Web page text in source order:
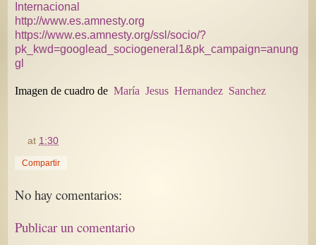
Internacional
http://www.es.amnesty.org
https://www.es.amnesty.org/ssl/socio/?
pk_kwd=googlead_sociogeneral1&pk_campaign=anung
gl
Imagen de cuadro de María Jesus Hernandez Sanchez
at 1:30
Compartir
No hay comentarios:
Publicar un comentario